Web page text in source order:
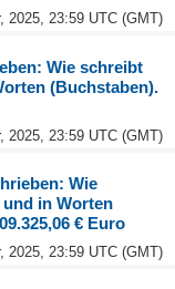
2025, 23:59 UTC (GMT)
Wie schreibt
(Buchstaben).
2025, 23:59 UTC (GMT)
Wie
in Worten
€ Euro
2025, 23:59 UTC (GMT)